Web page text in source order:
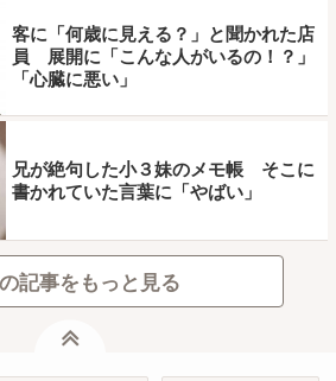
客に「何歳に見える？」と聞かれた店
員 展開に「こんな人がいるの！？」
「心臓に悪い」
兄が絶句した小３妹のメモ帳 そこに
書かれていた言葉に「やばい」
記事をもっと見る